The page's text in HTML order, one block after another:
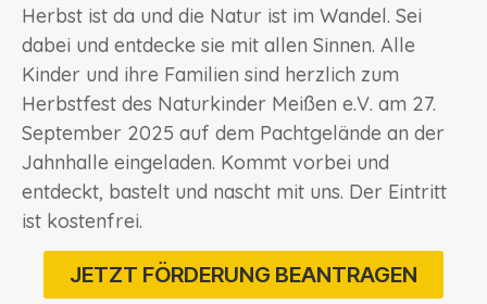
Herbst ist da und die Natur ist im Wandel. Sei
dabei und entdecke sie mit allen Sinnen. Alle
Kinder und ihre Familien sind herzlich zum
Herbstfest des Naturkinder Meißen e.V. am 27.
September 2025 auf dem Pachtgelände an der
Jahnhalle eingeladen. Kommt vorbei und
entdeckt, bastelt und nascht mit uns. Der Eintritt
ist kostenfrei.
JETZT FÖRDERUNG BEANTRAGEN